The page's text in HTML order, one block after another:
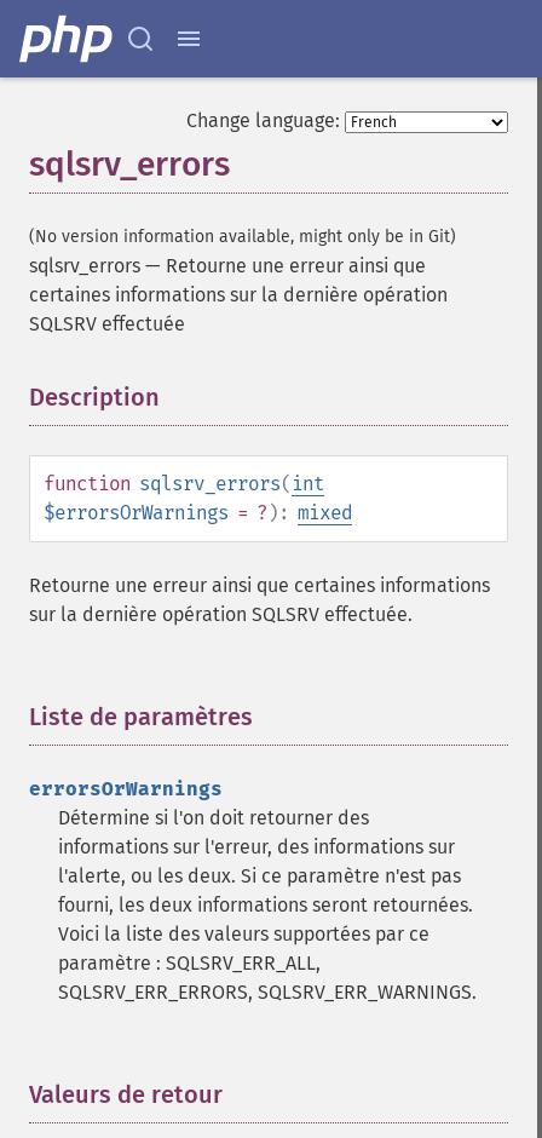
Change language:
sqlsrv_errors
(No version information available, might only be in Git)
sqlsrv_errors — Retourne une erreur ainsi que
certaines informations sur la dernière opération
SQLSRV effectuée
Description
function sqlsrv_errors( int
$errorsOrWarnings = ? ): mixed
Retourne une erreur ainsi que certaines informations
sur la dernière opération SQLSRV effectuée.
Liste de paramètres
errorsOrWarnings
Détermine si l'on doit retourner des
informations sur l'erreur, des informations sur
l'alerte, ou les deux. Si ce paramètre n'est pas
fourni, les deux informations seront retournées.
Voici la liste des valeurs supportées par ce
paramètre : SQLSRV_ERR_ALL,
SQLSRV_ERR_ERRORS, SQLSRV_ERR_WARNINGS.
Valeurs de retour